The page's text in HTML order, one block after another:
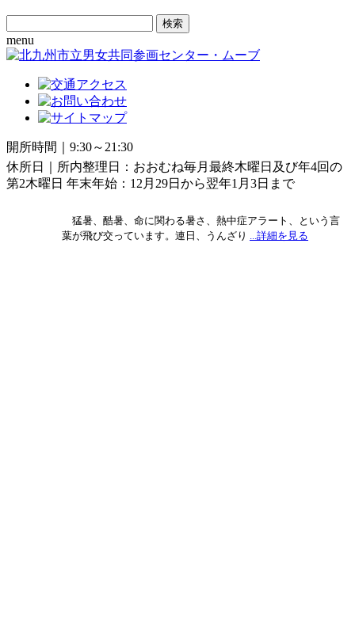
Search
for:
menu
開所時間｜9:30～21:30
休所日｜所内整理日：おおむね毎月最終木曜日及び年4回の
第2木曜日 年末年始：12月29日から翌年1月3日まで
猛暑、酷暑、命に関わる暑さ、熱中症アラート、という言
葉が飛び交っています。連日、うんざり ...詳細を見る